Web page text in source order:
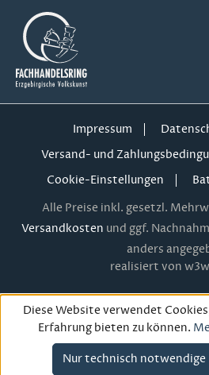
Impressum
Versand- und
Cookie-Einstellungen
Alle Preise inkl. gesetzl.
Versandkosten und ggf.
anders
realisiert von
Diese Website verwendet
Erfahrung bieten zu können.
Nur technisch notwendige